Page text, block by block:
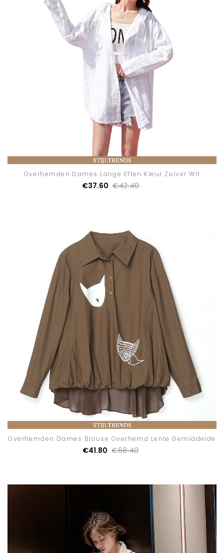
Overhemden Dames Lange Effen Kleur Zuiver Wit
€37.60 €42.40
Overhemden Dames Blouse Overhemd Lente Gemiddelde
€41.80 €68.40